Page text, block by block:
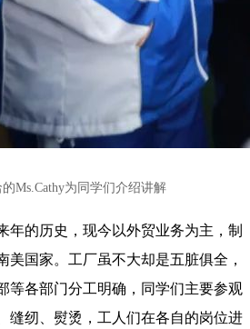
Ms.Cathy为同学们介绍讲解
的历史，现今以外贸业务为主，制
美国家。工厂虽不大却是五脏俱全，
等各部门分工明确，同学们主要参观
缝纫、熨烫，工人们在各自的岗位进